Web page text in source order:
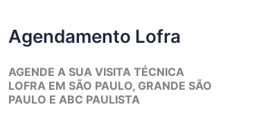
Agendamento Lofra
AGENDE A SUA VISITA TÉCNICA
LOFRA EM SÃO PAULO, GRANDE SÃO
PAULO E ABC PAULISTA